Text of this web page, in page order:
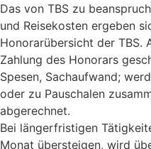
Das von TBS zu
und Reisekosten ergeben
Honorarübersicht der TBS.
Zahlung des Honorars
Spesen, Sachaufwand;
oder zu Pauschalen
abgerechnet.
Bei längerfristigen
Monat übersteigen, wird